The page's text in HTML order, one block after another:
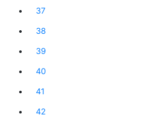
37
38
39
40
41
42